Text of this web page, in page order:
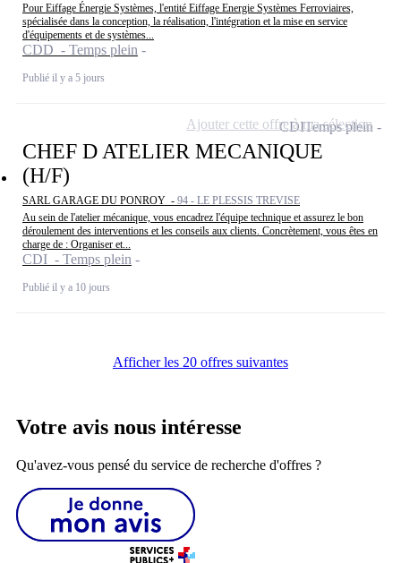
Pour Eiffage Énergie Systèmes, l'entité Eiffage Energie Systèmes Ferroviaires,
spécialisée dans la conception, la réalisation, l'intégration et la mise en service
d'équipements et de systèmes...
CDD - Temps plein
Publié il y a 5 jours
CHEF D ATELIER MECANIQUE
(H/F)
SARL GARAGE DU PONROY - 94 - LE PLESSIS TREVISE
Au sein de l'atelier mécanique, vous encadrez l'équipe technique et assurez le bon
déroulement des interventions et les conseils aux clients. Concrètement, vous êtes en
charge de : Organiser et...
CDI - Temps plein
Publié il y a 10 jours
CDITemps plein
Ajouter cette offre à ma sélection
Afficher les 20 offres suivantes
Votre avis nous intéresse
Qu'avez-vous pensé du service de recherche d'offres ?